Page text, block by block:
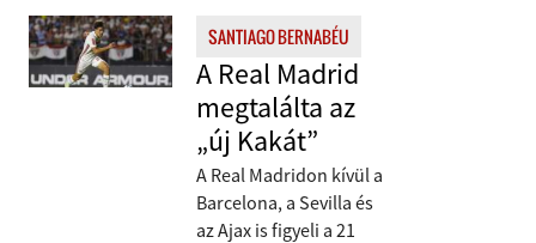
SANTIAGO BERNABÉU
A Real Madrid
megtalálta az
„új Kakát”
A Real Madridon kívül a
Barcelona, a Sevilla és
az Ajax is figyeli a 21